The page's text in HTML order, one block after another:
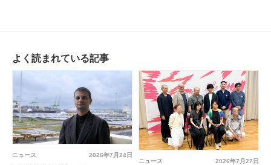
よく読まれている記事
2026年7月24日
ニュース
2026年7月27日
ニュース